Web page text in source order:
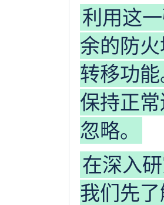
利用这
余的防
转移功
保持正
忽略。
在深入
我们先